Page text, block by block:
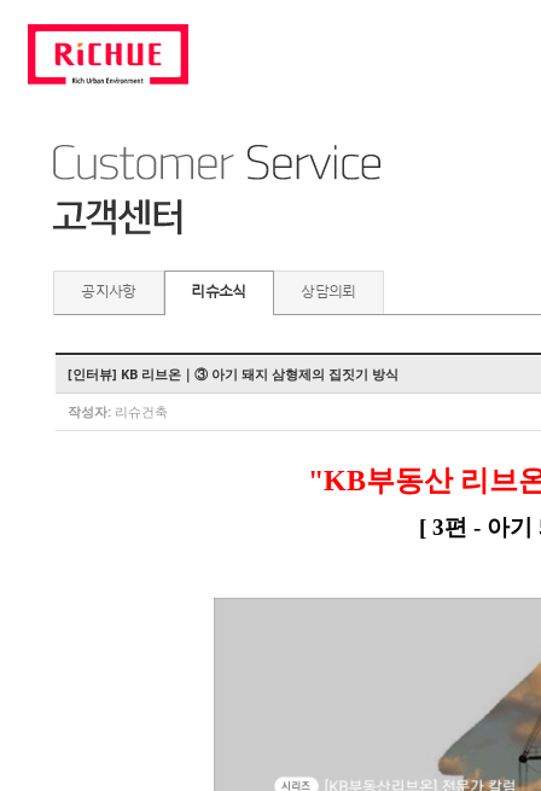
공지사항 리슈소식 상담의뢰
[인터뷰] KB 리브온｜③ 아기 돼지 삼형제의 집짓기 방식
작성자: 리슈건축
"KB부동산 리브
[ 3편 - 아기